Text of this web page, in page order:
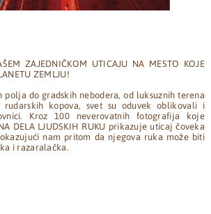
ZAJEDNIČKOM UTICAJU NA MESTO KOJE
ZEMLJU!
polja do gradskih nebodera, od luksuznih terena
kopova, svet su oduvek oblikovali i
Kroz 100 neverovatnih fotografija koje
DELA LJUDSKIH RUKU prikazuje uticaj čoveka
nam pritom da njegova ruka može biti
i razaralačka.